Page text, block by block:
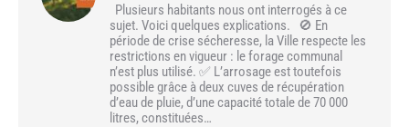
Plusieurs habitants nous ont interrogés à ce
sujet. Voici quelques explications. 🚫 En
période de crise sécheresse, la Ville respecte les
restrictions en vigueur : le forage communal
n’est plus utilisé. ✅ L’arrosage est toutefois
possible grâce à deux cuves de récupération
d’eau de pluie, d’une capacité totale de 70 000
litres, constituées…